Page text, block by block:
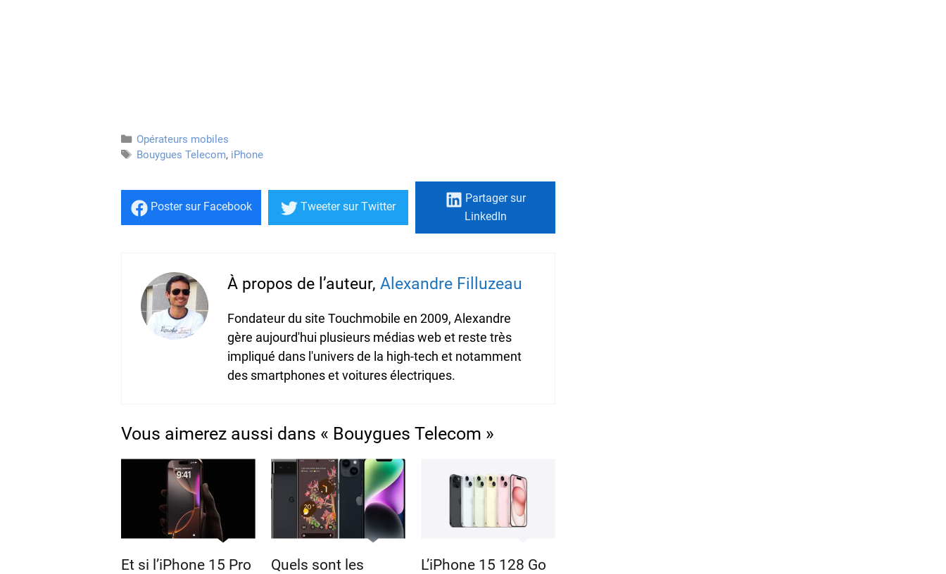
Catégories
Opérateurs mobiles
Étiquettes
Bouygues Telecom, iPhone
Postersur Facebook Tweetersur Twitter
Partagersur
LinkedIn
À propos de l’auteur, Alexandre Filluzeau
Fondateur du site Touchmobile en 2009, Alexandre
gère aujourd'hui plusieurs médias web et reste très
impliqué dans l'univers de la high-tech et notamment
des smartphones et voitures électriques.
Vous aimerez aussi dans « Bouygues Telecom »
Et si l’iPhone 15 Pro
Quels sont les
L’iPhone 15 128 Go